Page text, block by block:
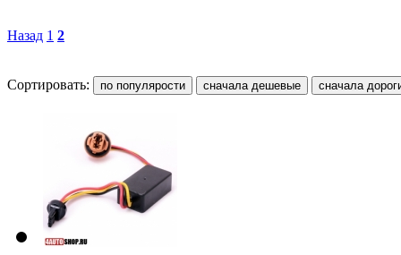
Назад 1 2
Сортировать: